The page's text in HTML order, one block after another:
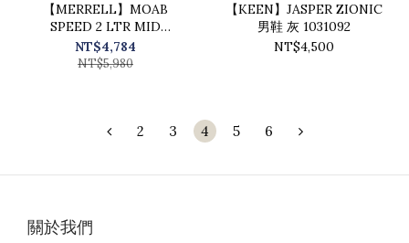
【MERRELL】MOAB
SPEED 2 LTR MID
WATERPEOOF 男登山健行
鞋 米灰色 / ML038347
NT$4,784
NT$5,980
【KEEN】JASPER ZIONIC
男鞋 灰 1031092
NT$4,500
2 3 4 5 6
關於我們